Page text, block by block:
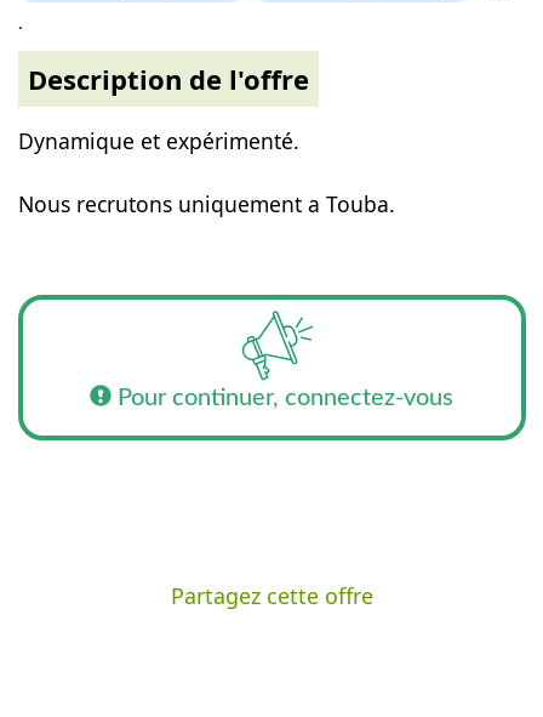
.
Description de l'offre
Dynamique et expérimenté.
Nous recrutons uniquement a Touba.
Pour continuer, connectez-vous
Partagez cette offre